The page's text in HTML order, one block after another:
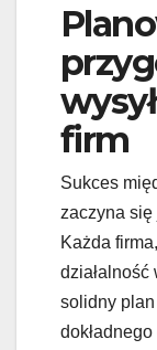
firm
Sukces
zaczyna się
Każda
solidny plan